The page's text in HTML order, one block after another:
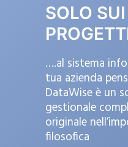
SOLO
….al sistema
tua azienda
DataWise è un
gestionale
originale
filosofica